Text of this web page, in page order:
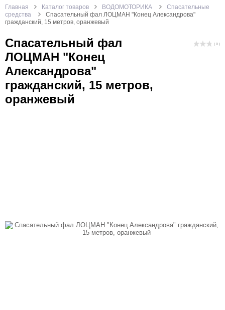
Главная Каталог товаров ВОДОМОТОРИКА
Спасательные
средства
Спасательный фал ЛОЦМАН "Конец Александрова"
гражданский, 15 метров, оранжевый
Спасательный фал
ЛОЦМАН "Конец
Александрова"
гражданский, 15 метров,
оранжевый
( 0 )